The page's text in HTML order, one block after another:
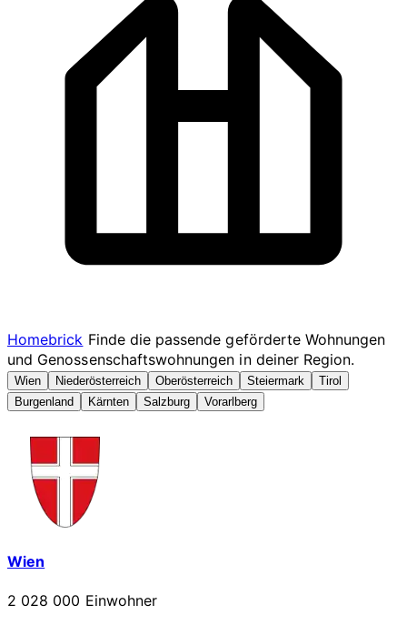
Homebrick Finde die passende geförderte Wohnungen
und Genossenschaftswohnungen in deiner Region.
Wien Niederösterreich Oberösterreich Steiermark
Tirol
Burgenland
Kärnten Salzburg Vorarlberg
Wien
2 028 000 Einwohner